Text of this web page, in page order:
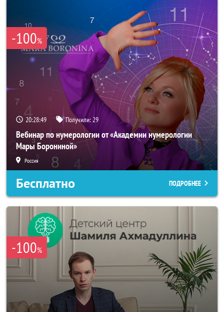
-100%
20:28:47 Получили:29
Вебинар по нумерологии от «Академии нумерологии
Мары Борониной»
Россия
Бесплатно ПОДРОБНЕЕ
-100%